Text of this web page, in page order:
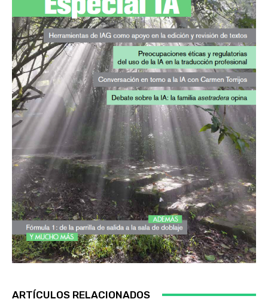
ARTÍCULOS RELACIONADOS